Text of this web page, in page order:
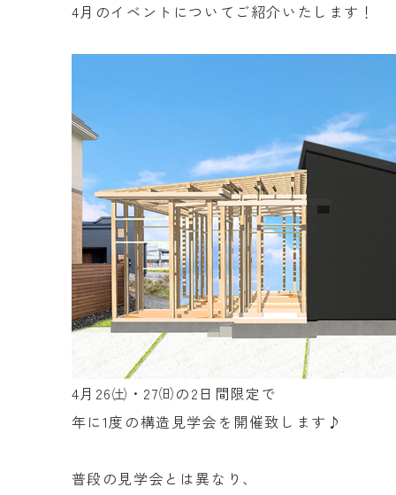
4月のイベントについてご紹介いたします！
4月26㈯・27㈰の2日間限定で
年に1度の構造見学会を開催致します♪
普段の見学会とは異なり、